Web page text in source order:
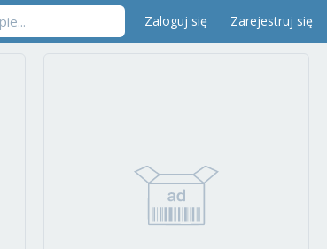
Zaloguj się Zarejestruj się